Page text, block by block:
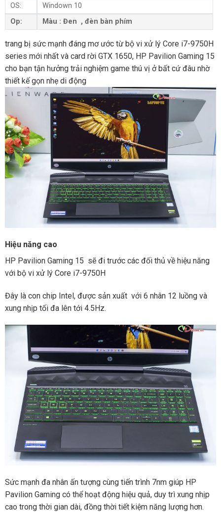
OS:
Windown 10
Op:
Màu : Đen , đèn bàn phím
trang bị sức mạnh đáng mơ ước từ bộ vi xử lý Core i7-9750H
series mới nhất và card rời GTX 1650, HP Pavilion Gaming 15
cho bạn tận hưởng trải nghiệm game thú vị ở bất cứ đâu nhờ
thiết kế gọn nhẹ di động
Hiệu năng cao
HP Pavilion Gaming 15 sẽ đi trước các đối thủ về hiệu năng
với bộ vi xử lý Core i7-9750H
Đây là con chip Intel, được sản xuất với 6 nhân 12 luồng và
xung nhịp tối đa lên tới 4.5Hz.
Sức mạnh đa nhân ấn tượng cùng tiến trình 7nm giúp HP
Pavilion Gaming có thể hoạt động hiệu quả, duy trì xung nhịp
cao trong thời gian dài, đồng thời tiết kiệm năng lượng hơn.